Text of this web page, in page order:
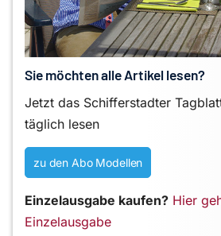
Sie möchten alle Artikel lesen?
Jetzt das Schifferstadter
täglich lesen
zu den Abo Modellen
Einzelausgabe kaufen? Hier
Einzelausgabe